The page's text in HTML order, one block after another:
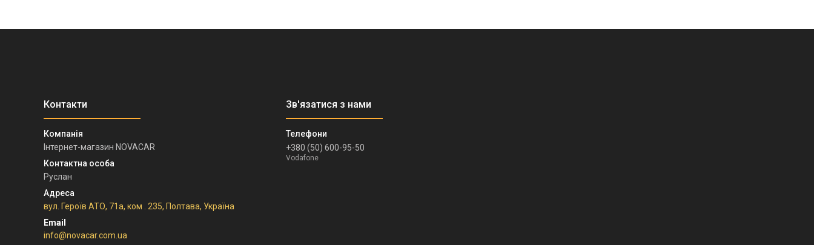
Інтернет-магазин NOVACAR
Руслан
вул. Героїв АТО, 71а, ком . 235, Полтава, Україна
info@novacar.com.ua
+380 (50) 600-95-50
Vodafone